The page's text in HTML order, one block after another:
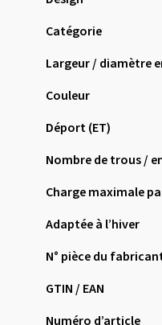
Catégorie
Largeur / diamètre
Couleur
Déport (ET)
Nombre de trous /
Charge maximale
Adaptée à l’hiver
N° pièce du
GTIN / EAN
Numéro d’article